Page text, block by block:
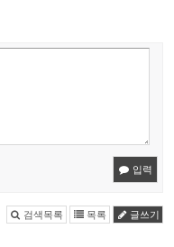
입력
검색목록 목록 글쓰기